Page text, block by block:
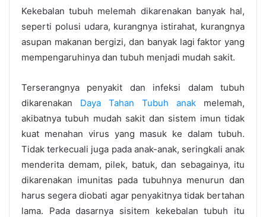
Kekebalan tubuh melemah dikarenakan banyak hal,
seperti polusi udara, kurangnya istirahat, kurangnya
asupan makanan bergizi, dan banyak lagi faktor yang
mempengaruhinya dan tubuh menjadi mudah sakit.
Terserangnya penyakit dan infeksi dalam tubuh
dikarenakan Daya Tahan Tubuh anak melemah,
akibatnya tubuh mudah sakit dan sistem imun tidak
kuat menahan virus yang masuk ke dalam tubuh.
Tidak terkecuali juga pada anak-anak, seringkali anak
menderita demam, pilek, batuk, dan sebagainya, itu
dikarenakan imunitas pada tubuhnya menurun dan
harus segera diobati agar penyakitnya tidak bertahan
lama. Pada dasarnya sisitem kekebalan tubuh itu